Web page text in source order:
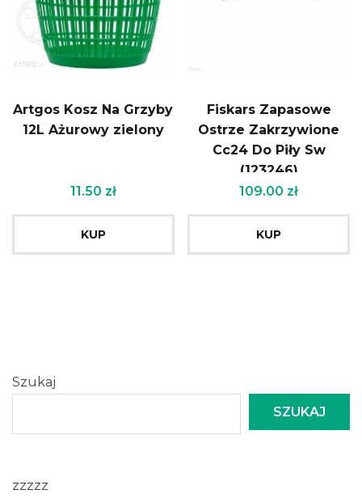
Artgos Kosz Na Grzyby
12L Ażurowy zielony
11.50 zł
KUP
Fiskars Zapasowe
Ostrze Zakrzywione
Cc24 Do Piły Sw
(123246)
109.00 zł
KUP
Szukaj
SZUKAJ
zzzzz